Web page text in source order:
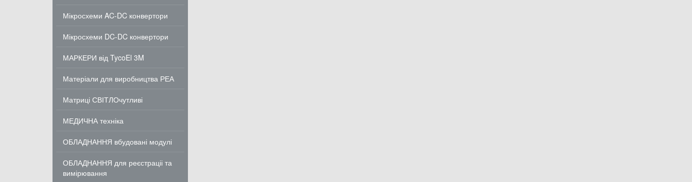
Мікросхеми AC-DC конвертори
Мікросхеми DC-DC конвертори
МАРКЕРИ від TycoEl 3M
Матеріали для виробництва РЕА
Матриці СВІТЛОчутливі
МЕДИЧНА техніка
ОБЛАДНАННЯ вбудовані модулі
ОБЛАДНАННЯ для реєстраціі та
вимірювання